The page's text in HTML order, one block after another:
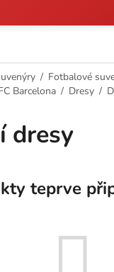
/ Fotbalové
Barcelona / Dresy /
dresy
teprve